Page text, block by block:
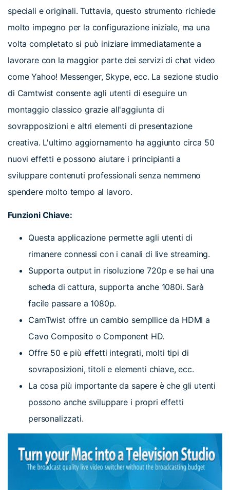
speciali e originali. Tuttavia, questo strumento richiede
molto impegno per la configurazione iniziale, ma una
volta completato si può iniziare immediatamente a
lavorare con la maggior parte dei servizi di chat video
come Yahoo! Messenger, Skype, ecc. La sezione studio
di Camtwist consente agli utenti di eseguire un
montaggio classico grazie all'aggiunta di
sovrapposizioni e altri elementi di presentazione
creativa. L'ultimo aggiornamento ha aggiunto circa 50
nuovi effetti e possono aiutare i principianti a
sviluppare contenuti professionali senza nemmeno
spendere molto tempo al lavoro.
Funzioni Chiave:
Questa applicazione permette agli utenti di
rimanere connessi con i canali di live streaming.
Supporta output in risoluzione 720p e se hai una
scheda di cattura, supporta anche 1080i. Sarà
facile passare a 1080p.
CamTwist offre un cambio sempllice da HDMI a
Cavo Composito o Component HD.
Offre 50 e più effetti integrati, molti tipi di
sovraposizioni, titoli e elementi chiave, ecc.
La cosa più importante da sapere è che gli utenti
possono anche sviluppare i propri effetti
personalizzati.